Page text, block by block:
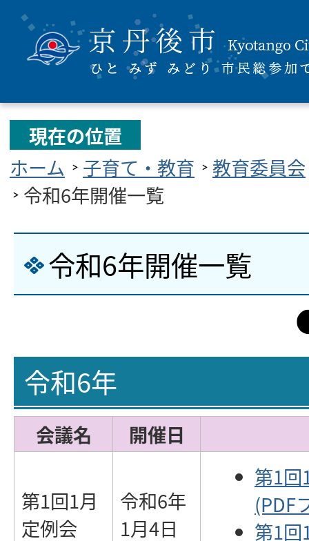
現在の位置
ホーム
子育て・教育
教育委員会
令和6年開催一覧
令和6年開催一覧
令和6年
会議名 開催日
第1回1月
定例会
令和6年
1月4日
第1回
(PDF
第1回